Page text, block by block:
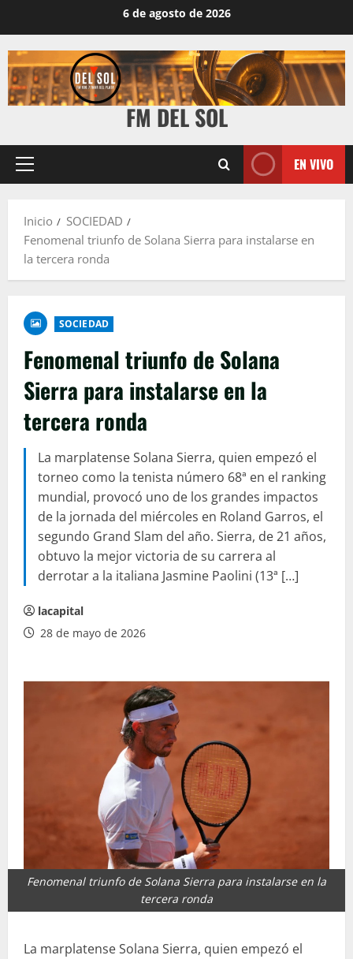
6 de agosto de 2026
FM DEL SOL
EN VIVO
Inicio
SOCIEDAD
Fenomenal triunfo de Solana Sierra para instalarse en
la tercera ronda
SOCIEDAD
Fenomenal triunfo de Solana
Sierra para instalarse en la
tercera ronda
La marplatense Solana Sierra, quien empezó el
torneo como la tenista número 68ª en el ranking
mundial, provocó uno de los grandes impactos
de la jornada del miércoles en Roland Garros, el
segundo Grand Slam del año. Sierra, de 21 años,
obtuvo la mejor victoria de su carrera al
derrotar a la italiana Jasmine Paolini (13ª […]
lacapital
28 de mayo de 2026
Fenomenal triunfo de Solana Sierra para instalarse en la
tercera ronda
La marplatense Solana Sierra, quien empezó el